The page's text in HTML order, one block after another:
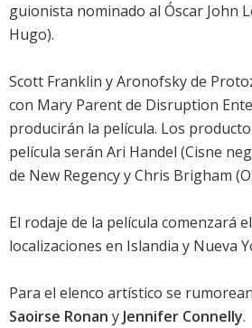
guionista nominado al Óscar John
Hugo).
Scott Franklin y Aronofsky de
con Mary Parent de Disruption
producirán la película. Los
película serán Ari Handel (Cisne
de New Regency y Chris Brigham
El rodaje de la película comenzará
localizaciones en Islandia y Nueva
Para el elenco artístico se
Saoirse Ronan y Jennifer Connelly.